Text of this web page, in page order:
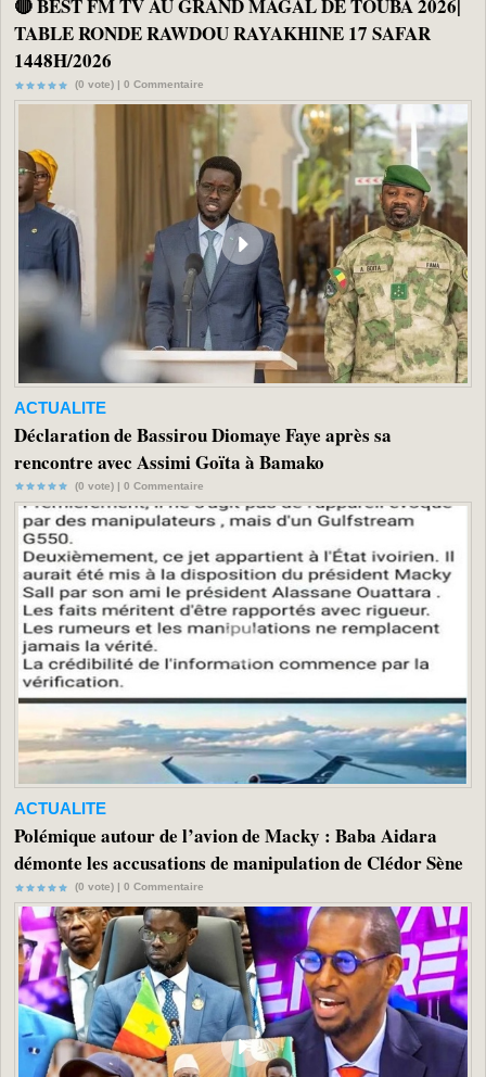
🔴 BEST FM TV AU GRAND MAGAL DE TOUBA 2026|
TABLE RONDE RAWDOU RAYAKHINE 17 SAFAR
1448H/2026
(0 vote) | 0 Commentaire
ACTUALITE
Déclaration de Bassirou Diomaye Faye après sa
rencontre avec Assimi Goïta à Bamako
(0 vote) | 0 Commentaire
ACTUALITE
Polémique autour de l’avion de Macky : Baba Aidara
démonte les accusations de manipulation de Clédor Sène
(0 vote) | 0 Commentaire